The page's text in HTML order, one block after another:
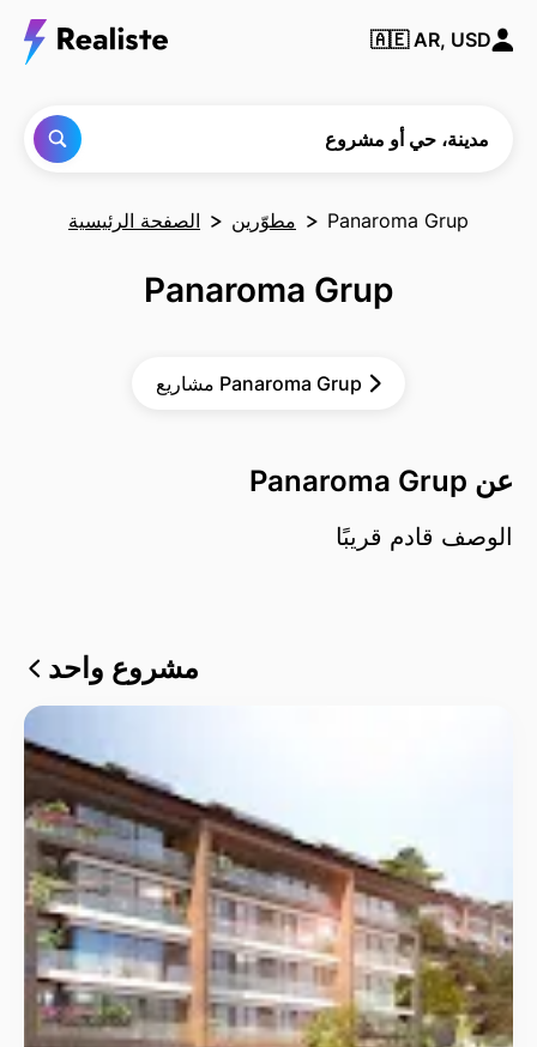
🇦🇪AR, USD
مدينة، حي أو مشروع
الصفحة الرئيسية مطوّرين Panaroma Grup
Panaroma Grup
مشاريع Panaroma Grup
عن Panaroma Grup
الوصف قادم قريبًا
مشروع واحد